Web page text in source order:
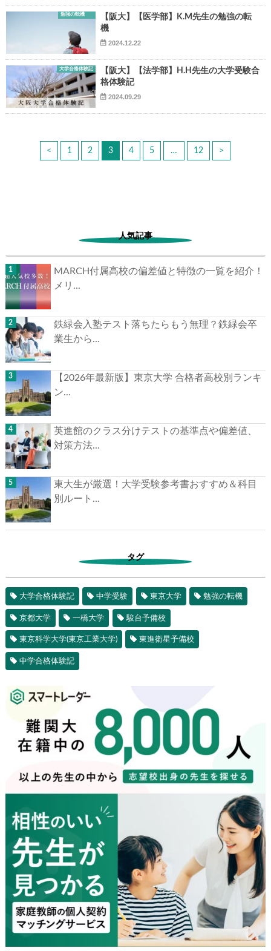
勉強の転機
【阪大】【医学部】K.M先生の勉強の転
機
2024.12.22
大学合格体験記
【阪大】【法学部】H.H先生の大学受験合
格体験記
2024.09.29
< 1 2 3 4 5 … 12 >
人気記事
MARCH付属高校の偏差値と特徴の一覧を紹介！
メリ...
鉄緑会入塾テスト落ちたらもう無理？鉄緑会卒
業生から...
【2026年最新版】東京大学 合格者高校別ランキ
ン...
英進館のクラス分けテストの基準点や偏差値、
対策方法...
東大生が厳選！大学受験参考書おすすめ＆科目
別ルート...
タグ
大学合格体験記 中学受験 東京大学 勉強の転機
京都大学 一橋大学 駿台予備校
東京科学大学(東京工業大学) 東進衛星予備校
中学合格体験記